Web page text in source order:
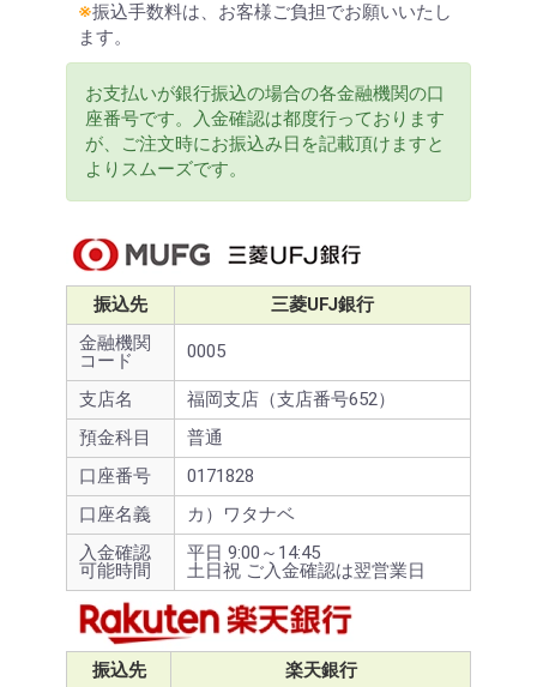
※振込手数料は、お客様ご負担でお願いいたし
ます。
お支払いが銀行振込の場合の各金融機関の口
座番号です。入金確認は都度行っております
が、ご注文時にお振込み日を記載頂けますと
よりスムーズです。
振込先
三菱UFJ銀行
金融機関
コード
0005
支店名
福岡支店（支店番号652）
預金科目
普通
口座番号
0171828
口座名義
カ）ワタナベ
入金確認
可能時間
平日 9:00～14:45
土日祝 ご入金確認は翌営業日
振込先
楽天銀行